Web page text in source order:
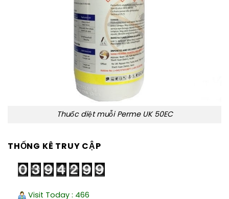
Thuốc diệt muỗi Perme UK 50EC
THỐNG KÊ TRUY CẬP
Visit Today : 466